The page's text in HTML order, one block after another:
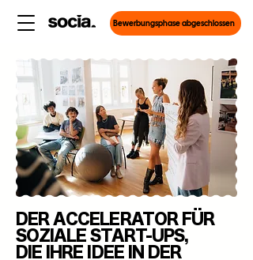
Bewerbungsphase abgeschlossen
Bewerbungsphase abgeschlossen
DER ACCELERATOR FÜR
SOZIALE START-UPS,
DIE IHRE IDEE IN DER